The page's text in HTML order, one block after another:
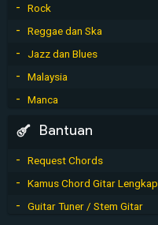
Rock
Reggae dan Ska
Jazz dan Blues
Malaysia
Manca
Bantuan
Request Chords
Kamus Chord Gitar Lengkap
Guitar Tuner / Stem Gitar